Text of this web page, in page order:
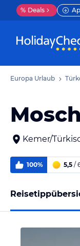
% Deals
Europa Urlaub
Kemer/
100% 5,5 /